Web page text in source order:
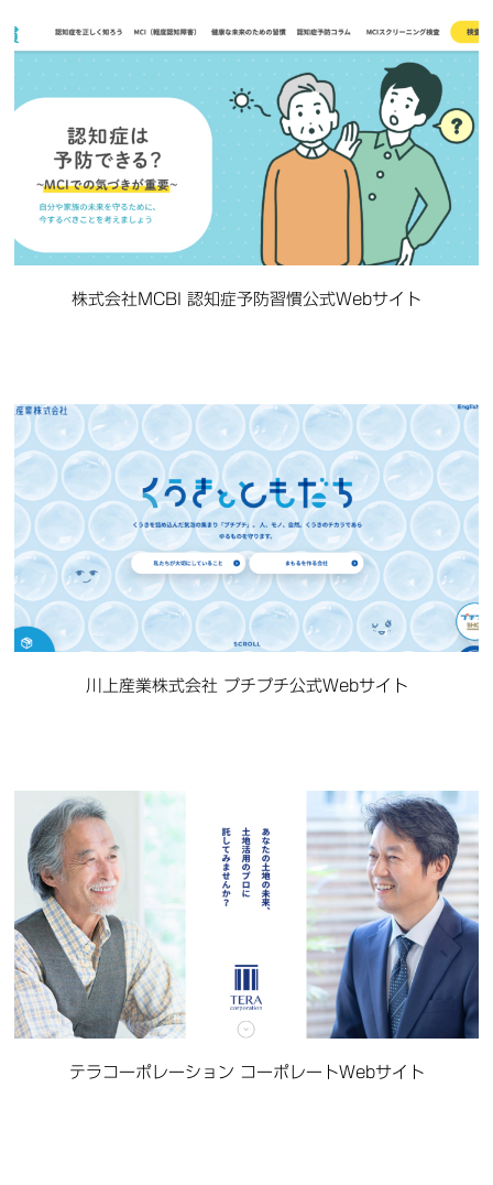
株式会社MCBI 認知症予防習慣公式Webサイト
川上産業株式会社 プチプチ公式Webサイト
テラコーポレーション コーポレートWebサイト